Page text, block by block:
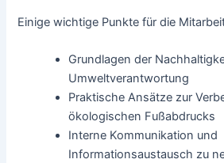
Einige wichtige Punkte für die
Grundlagen der
Umweltverantwortung
Praktische Ansätze zur
ökologischen Fußabdrucks
Interne Kommunikation und
Informationsaustausch zu